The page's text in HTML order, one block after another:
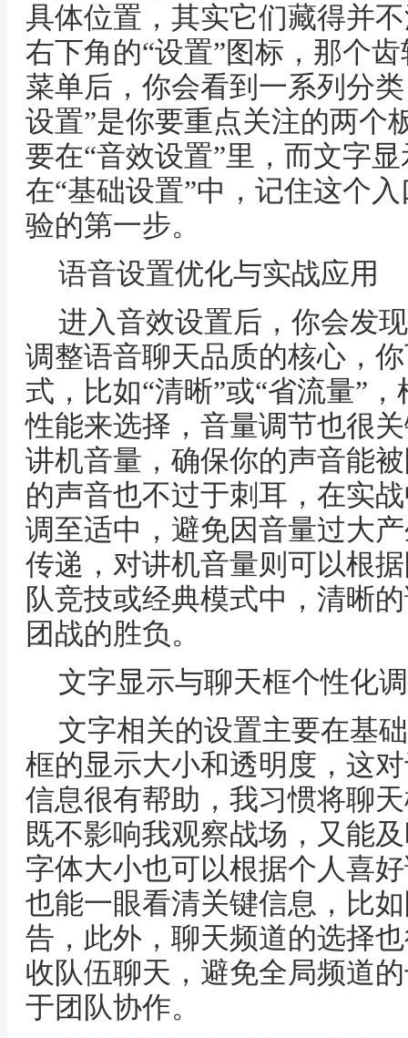
具体位置，其实它们藏得并
右下角的“设置”图标，那个
菜单后，你会看到一系列分
设置”是你要重点关注的两个
要在“音效设置”里，而文字
在“基础设置”中，记住这个
验的第一步。
语音设置优化与实战应用
进入音效设置后，你会发
调整语音聊天品质的核心，
式，比如“清晰”或“省流量”
性能来选择，音量调节也很
讲机音量，确保你的声音能
的声音也不过于刺耳，在实
调至适中，避免因音量过大
传递，对讲机音量则可以根
队竞技或经典模式中，清晰
团战的胜负。
文字显示与聊天框个性化
文字相关的设置主要在基
框的显示大小和透明度，这
信息很有帮助，我习惯将聊
既不影响我观察战场，又能
字体大小也可以根据个人喜
也能一眼看清关键信息，比
告，此外，聊天频道的选择
收队伍聊天，避免全局频道
于团队协作。